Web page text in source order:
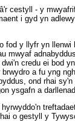
cestyll - y
i gyd yn
fod y llyfr yn llenwi
mwyaf
credu ei bod
a fu yng
ond rhai
ysgafn a
o gestyll y